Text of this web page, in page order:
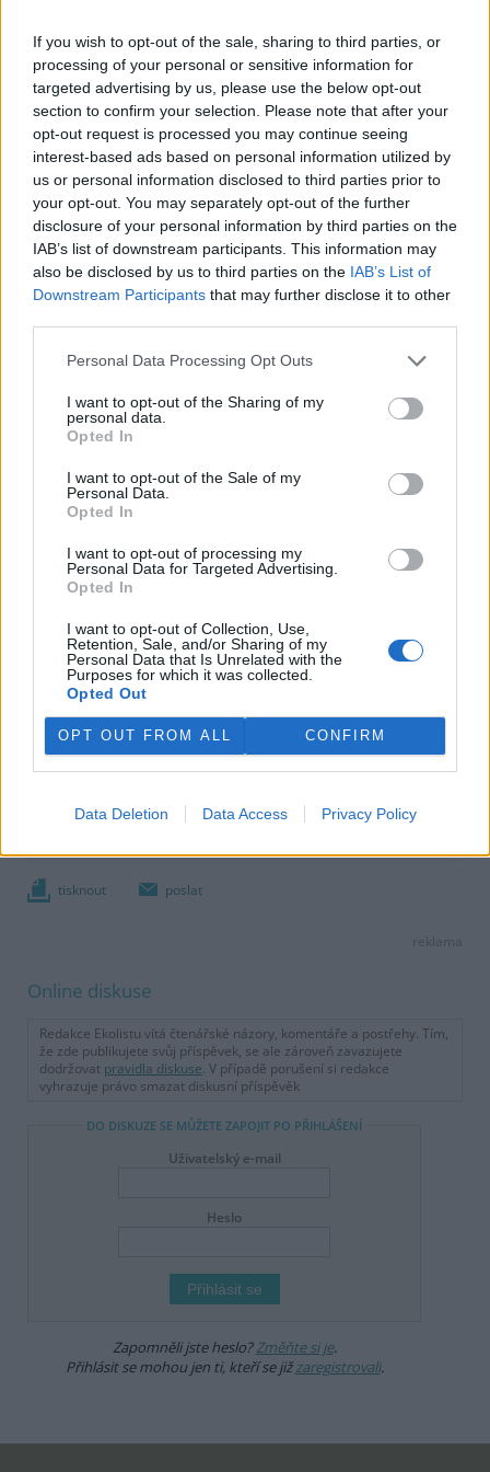
If you wish to opt-out of the sale, sharing to third parties, or
processing of your personal or sensitive information for
targeted advertising by us, please use the below opt-out
section to confirm your selection. Please note that after your
opt-out request is processed you may continue seeing
interest-based ads based on personal information utilized by
us or personal information disclosed to third parties prior to
your opt-out. You may separately opt-out of the further
disclosure of your personal information by third parties on the
IAB’s list of downstream participants. This information may
also be disclosed by us to third parties on the IAB’s List of
Downstream Participants that may further disclose it to other
Personal Data Processing Opt Outs
I want to opt-out of the Sharing of my
personal data.
Opted In
I want to opt-out of the Sale of my
Personal Data.
Opted In
I want to opt-out of processing my
Personal Data for Targeted Advertising.
Opted In
I want to opt-out of Collection, Use,
Retention, Sale, and/or Sharing of my
Personal Data that Is Unrelated with the
Purposes for which it was collected.
Opted Out
OPT OUT FROM ALL CONFIRM
Data Deletion Data Access Privacy Policy
zdůraznil ministr. Odmítl rovněž výtky, že vláda pro výběr
vhodného investora stavby dálnice nevypsala výběrové
řízení. "Prostě jsme v té době neuměli vypsat výběrové
řízení pro takový projekt a firma Housing and Construction
byla jediná, která předložila konkrétní nabídku," dodal
Schling.
První úsek dálnice z Ostravy-Hrušova do Vrbice by měl být
dokončen v prosinci 2006, celá dálnice pak do pěti let od
podpisu smlouvy, tedy do roku 2007. Schling však již dnes
připustil velkou pravděpodobnost, že se nepodaří tento
termín dodržet, a to zejména z důvodů očekávaných
problémů s výkupem pozemků a zdlouhavých stavebních
řízení. Česká republika však začne dálnici splácet pět let po
podpisu smlouvy a to bez ohledu na to, v jakém stupni
reklama
tisknout poslat
reklama
Online diskuse
Redakce Ekolistu vítá čtenářské názory, komentáře a postřehy. Tím,
že zde publikujete svůj příspěvek, se ale zároveň zavazujete
dodržovat pravidla diskuse. V případě porušení si redakce
vyhrazuje právo smazat diskusní příspěvěk
DO DISKUZE SE MŮŽETE ZAPOJIT PO PŘIHLÁŠENÍ
Uživatelský e-mail
Heslo
Zapomněli jste heslo?Změňte si je.
Přihlásit se mohou jen ti, kteří se jižzaregistrovali.